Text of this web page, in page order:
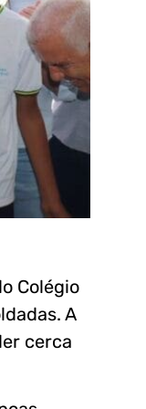
Colégio
A
cerca